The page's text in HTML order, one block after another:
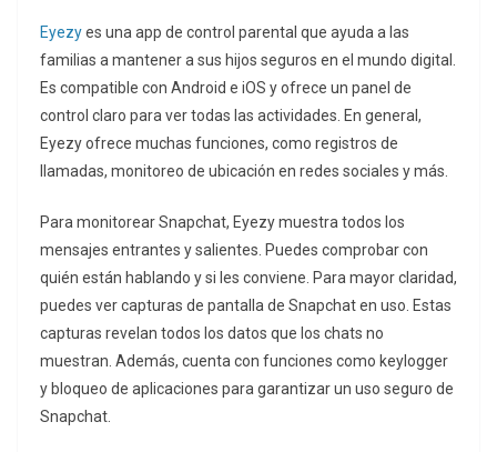
Eyezyes una app de control parental que ayuda a las
familias a mantener a sus hijos seguros en el mundo digital.
Es compatible con Android e iOS y ofrece un panel de
control claro para ver todas las actividades. En general,
Eyezy ofrece muchas funciones, como registros de
llamadas, monitoreo de ubicación en redes sociales y más.
Para monitorear Snapchat, Eyezy muestra todos los
mensajes entrantes y salientes. Puedes comprobar con
quién están hablando y si les conviene. Para mayor claridad,
puedes ver capturas de pantalla de Snapchat en uso. Estas
capturas revelan todos los datos que los chats no
muestran. Además, cuenta con funciones como keylogger
y bloqueo de aplicaciones para garantizar un uso seguro de
Snapchat.